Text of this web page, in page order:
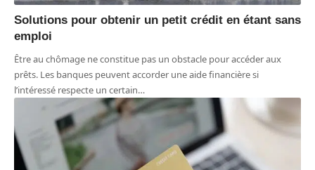
Solutions pour obtenir un petit crédit en étant sans
emploi
Être au chômage ne constitue pas un obstacle pour accéder aux
prêts. Les banques peuvent accorder une aide financière si
l’intéressé respecte un certain…